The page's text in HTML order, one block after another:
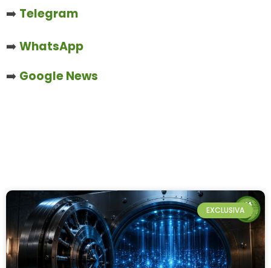
➡️ Telegram
➡️WhatsApp
➡️ Google News
EXCLUSIVA